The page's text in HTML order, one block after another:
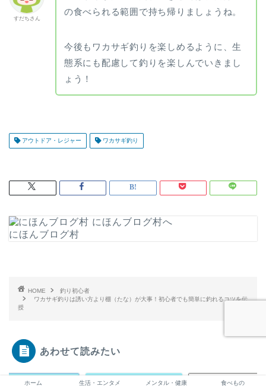
すだちさん
の食べられる範囲で持ち帰りましょうね。
今後もワカサギ釣りを楽しめるように、生
態系にも配慮して釣りを楽しんでいきまし
ょう！
アウトドア・レジャー ワカサギ釣り
にほんブログ村
HOME
釣り初心者
ワカサギ釣りは誘い方より棚（たな）が大事！初心者でも簡単に釣れるコツを伝
授
あわせて読みたい
釣り初心者
ホーム 生活・エンタメ メンタル・健康 食べもの